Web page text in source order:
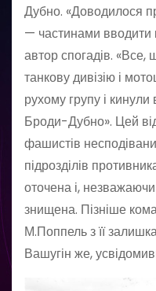
Дубно. «Доводилося
— частинами вводити
автор спогадів.
танкову дивізію і
рухому групу і
Броди-Дубно». Цей
фашистів
підрозділів
оточена і, незважаючи
знищена. Пізніше
М.Поппель з її
Вашугін же,